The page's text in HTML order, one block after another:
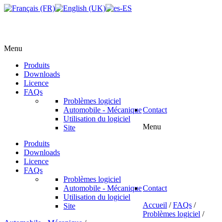
Menu
Produits
Downloads
Licence
FAQs
Problèmes logiciel
Automobile - Mécanique
Utilisation du logiciel
Site
Contact
Menu
Produits
Downloads
Licence
FAQs
Problèmes logiciel
Automobile - Mécanique
Utilisation du logiciel
Site
Contact
Accueil /FAQs /
Problèmes logiciel /